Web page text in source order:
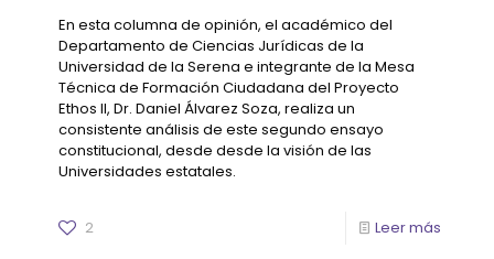
En esta columna de opinión, el académico del
Departamento de Ciencias Jurídicas de la
Universidad de la Serena e integrante de la Mesa
Técnica de Formación Ciudadana del Proyecto
Ethos II, Dr. Daniel Álvarez Soza, realiza un
consistente análisis de este segundo ensayo
constitucional, desde desde la visión de las
Universidades estatales.
2 Leer más